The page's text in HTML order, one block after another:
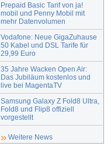
Prepaid Basic Tarif von ja!
mobil und Penny Mobil mit
mehr Datenvolumen
Vodafone: Neue GigaZuhause
50 Kabel und DSL Tarife für
29,99 Euro
35 Jahre Wacken Open Air:
Das Jubiläum kostenlos und
live bei MagentaTV
Samsung Galaxy Z Fold8 Ultra,
Fold8 und Flip8 offiziell
vorgestellt
Weitere News